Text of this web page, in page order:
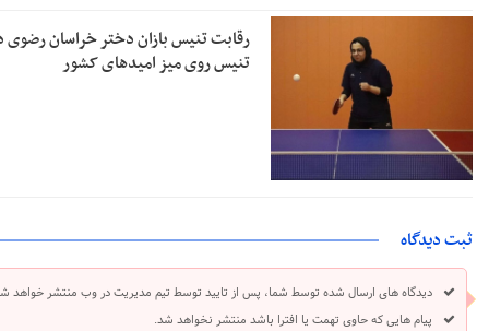
رقابت تنیس بازان دختر خراسان رضوی
تنیس روی میز امیدهای کشور
ثبت دیدگاه
دیدگاه های ارسال شده توسط شما، پس از تایید توسط تیم مدیریت در وب منتشر خواهد
پیام هایی که حاوی تهمت یا افترا باشد منتشر نخواهد شد.